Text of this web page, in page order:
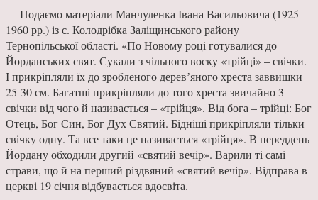
Подаємо матері­али Манчуленка Івана Васильо­вича (1925-
1960 рр.) із с. Ко­лодрібка Заліщинського ра­йону
Тернопільської області. «По Новому році готувалися до
Йорданських свят. Сука­ли з чільного воску «трійці» – свічки.
І прикріпляли їх до зробленого деревʼяного хре­ста заввишки
25-30 см. Багат­ші прикріпляли до того хреста звичайно 3
свічки від чого й називається – «трійця». Від бога – трійці: Бог
Отець, Бог Син, Бог Дух Святий. Бідні­ші прикріпляли тільки
свічку одну. Та все таки це називаєть­ся «трійця». В переддень
Йор­дану обходили другий «святий вечір». Варили ті самі
страви, що й на перший різдвяний «святий вечір». Відправа в
церкві 19 січня відбувається вдосвіта.